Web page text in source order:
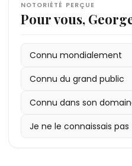
NOTORIÉTÉ PERÇUE
Pour vous,
Connu mondialement
Connu du grand public
Connu dans son
Je ne le connaissais pas